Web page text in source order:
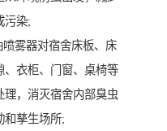
污染;
雾器对宿舍床板、床
、衣柜、门窗、桌椅等
，消灭宿舍内部臭虫
和孳生场所;